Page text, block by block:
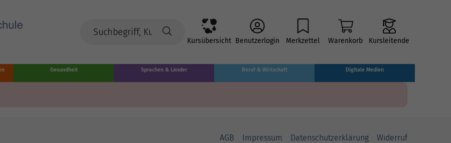
Kursübersicht Benutzerlogin Merkzettel Warenkorb Kursleitende
Gesundheit Sprachen & Länder Beruf & Wirtschaft Digitale Medien
AGB Impressum Datenschutzerklärung Widerruf